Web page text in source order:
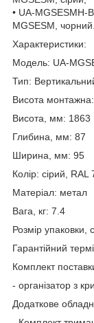
• UA-MGSESMH-
MGSESM, чорний.
Характеристики:
Модель: UA-
Тип:
Висота
Висота, мм: 1863
Глибина, мм: 87
Ширина, мм: 95
Колір: сірий, RAL
Матеріал: метал
Вага, кг: 7.4
Розмір упаковки,
Гарантійний
Комплект
- організатор з
Додаткове